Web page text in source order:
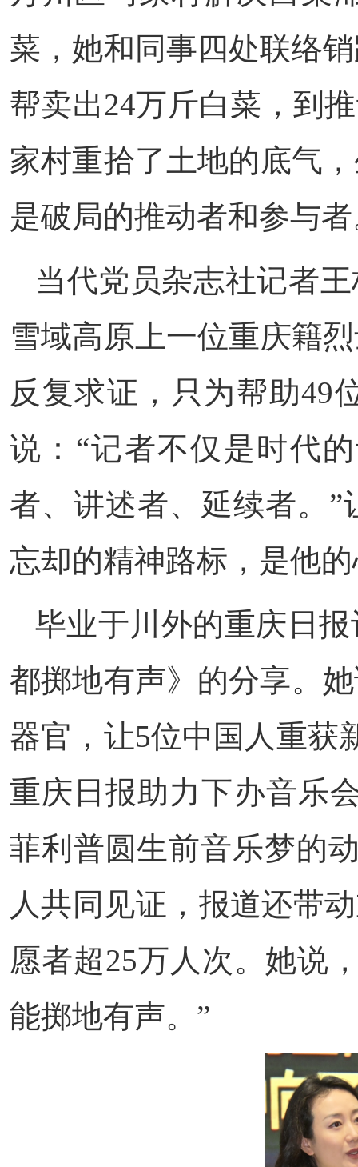
菜，她和同事四处联络
帮卖出24万斤白菜，到
家村重拾了土地的底气
是破局的推动者和参与
当代党员杂志社记者
雪域高原上一位重庆籍
反复求证，只为帮助49
说：“记者不仅是时代
者、讲述者、延续者。
忘却的精神路标，是他
毕业于川外的重庆日
都掷地有声》的分享。
器官，让5位中国人重获
重庆日报助力下办音乐
菲利普圆生前音乐梦的
人共同见证，报道还带
愿者超25万人次。她说
能掷地有声。”